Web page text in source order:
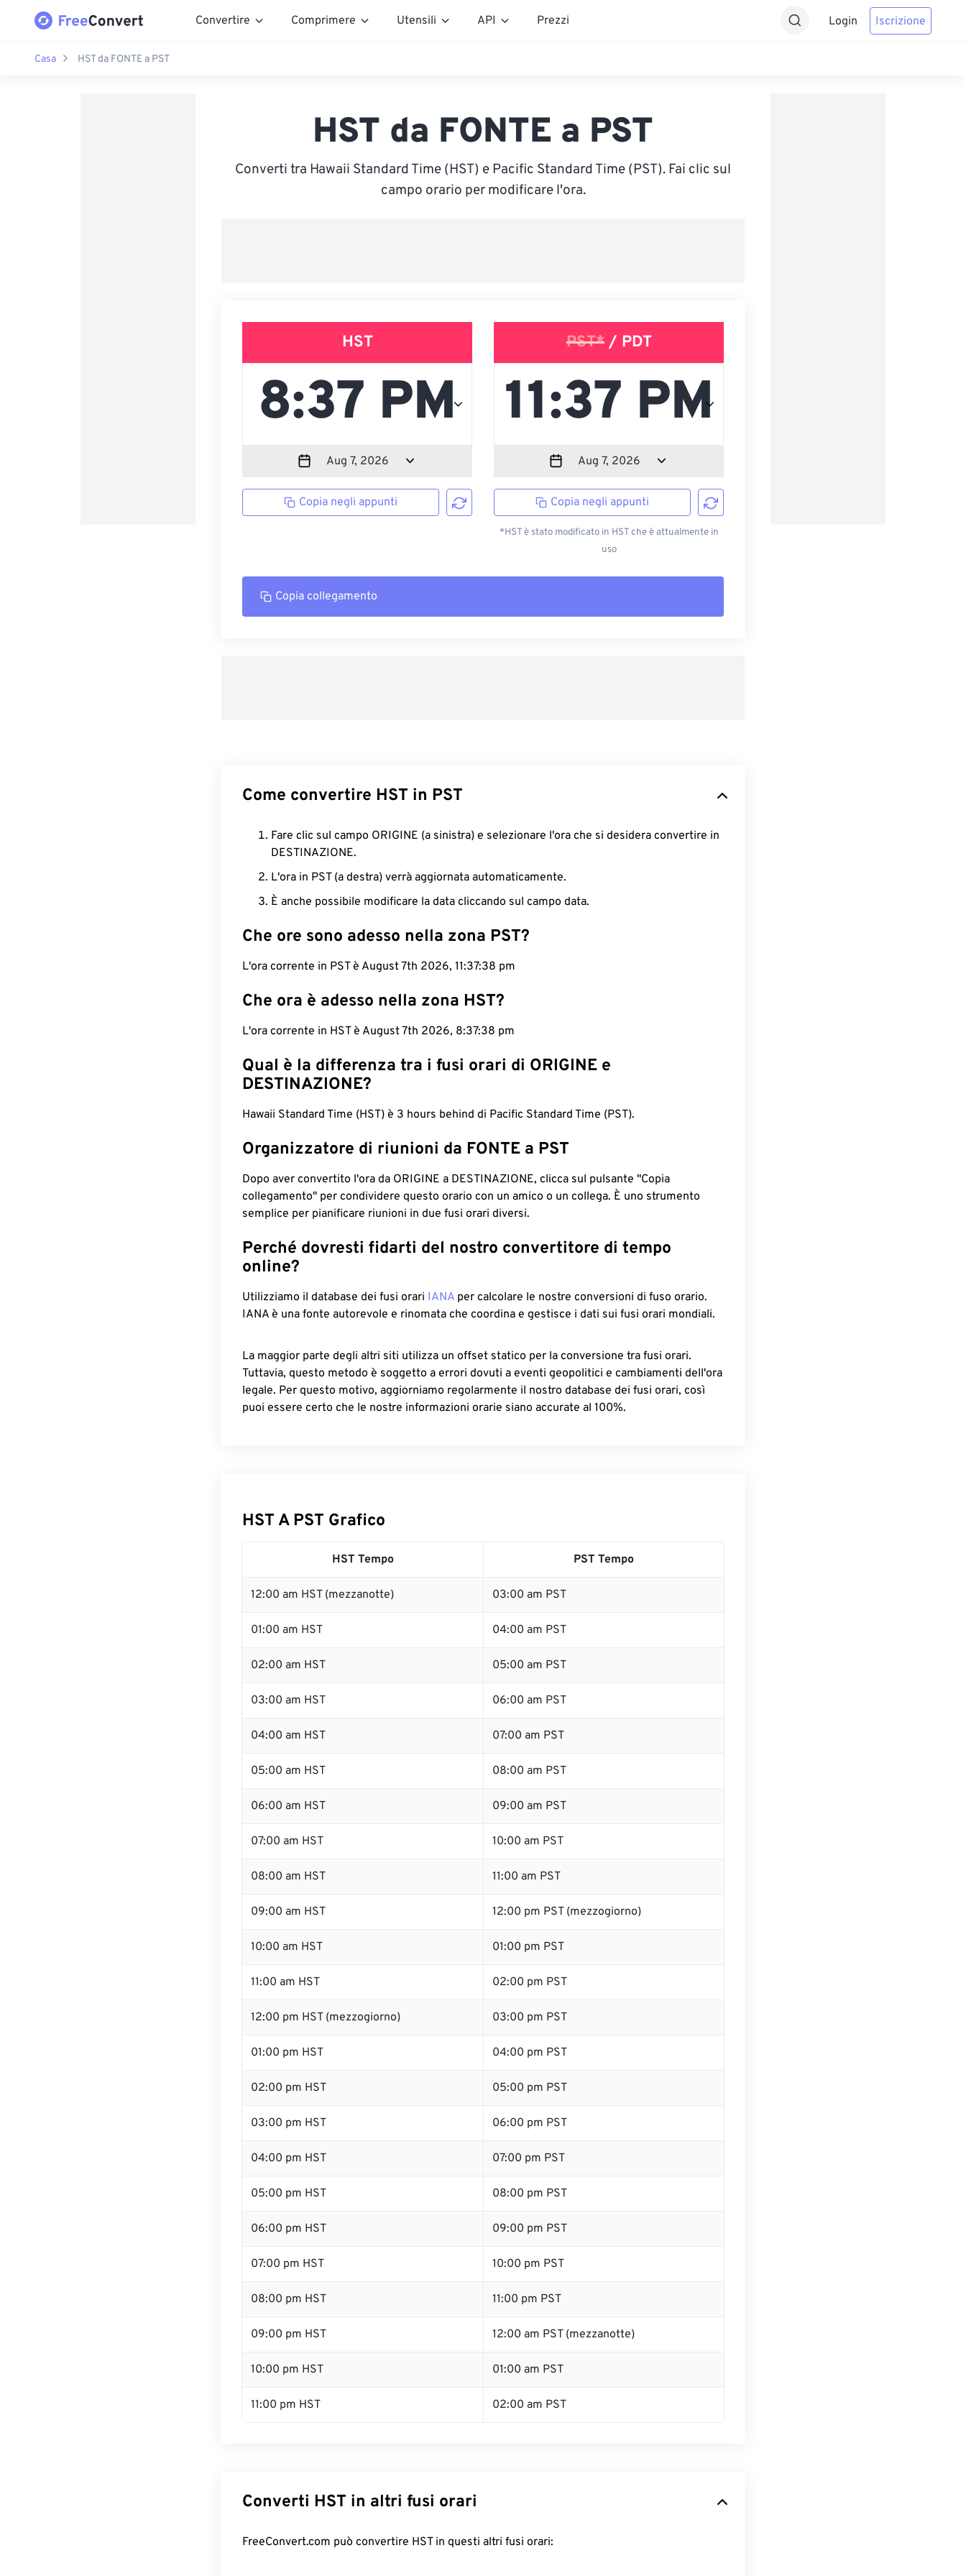
Convertire Comprimere Utensili API Prezzi Login Iscrizione
Casa HST da FONTE a PST
HST da FONTE a PST
Converti tra Hawaii Standard Time (HST) e Pacific Standard Time (PST). Fai clic sul
campo orario per modificare l'ora.
HST
Copia negli appunti
PST*/ PDT
Copia negli appunti
*HST è stato modificato in HST che è attualmente in
uso
Copia collegamento
Come convertire HST in PST
Fare clic sul campo ORIGINE (a sinistra) e selezionare l'ora che si desidera convertire in
DESTINAZIONE.
L'ora in PST (a destra) verrà aggiornata automaticamente.
È anche possibile modificare la data cliccando sul campo data.
Che ore sono adesso nella zona PST?
L'ora corrente in PST è August 7th 2026, 11:37:39 pm
Che ora è adesso nella zona HST?
L'ora corrente in HST è August 7th 2026, 8:37:39 pm
Qual è la differenza tra i fusi orari di ORIGINE e
DESTINAZIONE?
Hawaii Standard Time (HST) è 3 hours behind di Pacific Standard Time (PST).
Organizzatore di riunioni da FONTE a PST
Dopo aver convertito l'ora da ORIGINE a DESTINAZIONE, clicca sul pulsante "Copia
collegamento" per condividere questo orario con un amico o un collega. È uno strumento
semplice per pianificare riunioni in due fusi orari diversi.
Perché dovresti fidarti del nostro convertitore di tempo
online?
Utilizziamo il database dei fusi orari IANA per calcolare le nostre conversioni di fuso orario.
IANA è una fonte autorevole e rinomata che coordina e gestisce i dati sui fusi orari mondiali.
La maggior parte degli altri siti utilizza un offset statico per la conversione tra fusi orari.
Tuttavia, questo metodo è soggetto a errori dovuti a eventi geopolitici e cambiamenti dell'ora
legale. Per questo motivo, aggiorniamo regolarmente il nostro database dei fusi orari, così
puoi essere certo che le nostre informazioni orarie siano accurate al 100%.
HST A PST Grafico
HST Tempo PST Tempo
12:00 am HST (mezzanotte) 03:00 am PST
01:00 am HST 04:00 am PST
02:00 am HST 05:00 am PST
03:00 am HST 06:00 am PST
04:00 am HST 07:00 am PST
05:00 am HST 08:00 am PST
06:00 am HST 09:00 am PST
07:00 am HST 10:00 am PST
08:00 am HST 11:00 am PST
09:00 am HST 12:00 pm PST (mezzogiorno)
10:00 am HST 01:00 pm PST
11:00 am HST 02:00 pm PST
12:00 pm HST (mezzogiorno) 03:00 pm PST
01:00 pm HST 04:00 pm PST
02:00 pm HST 05:00 pm PST
03:00 pm HST 06:00 pm PST
04:00 pm HST 07:00 pm PST
05:00 pm HST 08:00 pm PST
06:00 pm HST 09:00 pm PST
07:00 pm HST 10:00 pm PST
08:00 pm HST 11:00 pm PST
09:00 pm HST 12:00 am PST (mezzanotte)
10:00 pm HST 01:00 am PST
11:00 pm HST 02:00 am PST
Converti HST in altri fusi orari
FreeConvert.com può convertire HST in questi altri fusi orari: